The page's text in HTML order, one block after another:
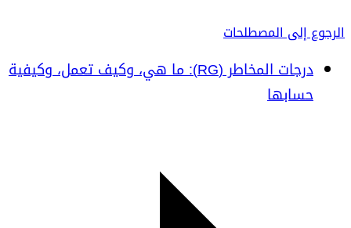
الرجوع إلى المصطلحات
درجات المخاطر (RG): ما هي، وكيف تعمل، وكيفية
حسابها